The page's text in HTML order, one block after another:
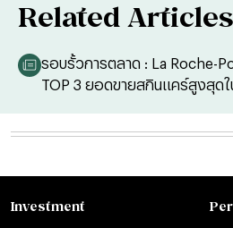
Related Articles
รอบรั้วการตลาด : La Roche-
TOP 3 ยอดขายสกินแคร์สูงสุดใ
Investment